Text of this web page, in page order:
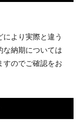
より実際と違う
な納期については
すのでご確認をお